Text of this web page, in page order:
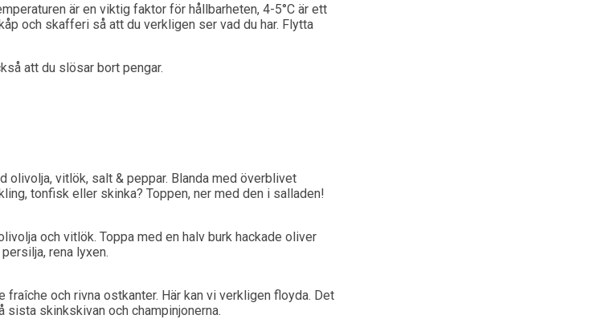
är en viktig faktor för hållbarheten, 4-5°C är ett
och skafferi så att du verkligen ser vad du har. Flytta
att du slösar bort pengar.
olivolja, vitlök, salt & peppar. Blanda med överblivet
tonfisk eller skinka? Toppen, ner med den i salladen!
och vitlök. Toppa med en halv burk hackade oliver
rena lyxen.
och rivna ostkanter. Här kan vi verkligen floyda. Det
skinkskivan och champinjonerna.